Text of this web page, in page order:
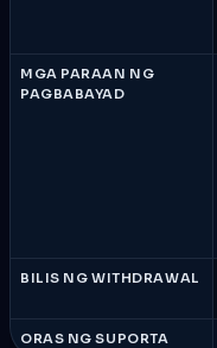
MGA PARAAN NG
PAGBABAYAD
BILIS NG WITHDRAWAL
ORAS NG SUPORTA